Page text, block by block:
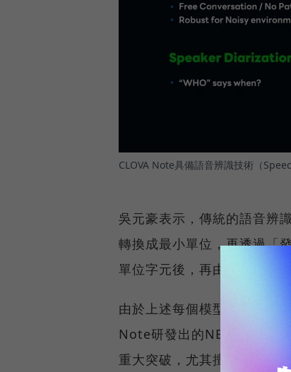
CLOVA Note具備語音辨識技術（
吳元豪表示，傳統的語音辨
轉換成最小單位，再透過「
單位字元後，再由「語言模
由於上述每個模型都須要不
Note研發出的NEST模型，
重大突破，尤其擅長辨識日